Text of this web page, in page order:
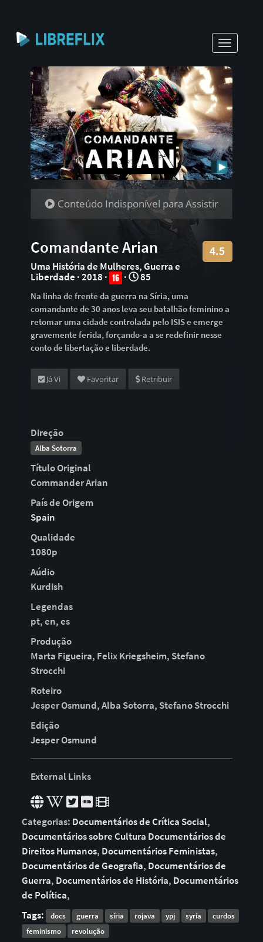
Toggle
Conteúdo Indisponível para Assistir
Comandante Arian 4.5
Uma História de Mulheres, Guerra e
Liberdade · 2018 ·
· 85
Na linha de frente da guerra na Síria, uma
comandante de 30 anos leva seu batalhão feminino a
retomar uma cidade controlada pelo ISIS e emerge
gravemente ferida, forçando-a a se redefinir nesse
conto de libertação e liberdade.
Já Vi Favoritar Retribuir
Direção
Alba Sotorra
Título Original
Commander Arian
País de Origem
Spain
Qualidade
1080p
Aúdio
Kurdish
Legendas
pt, en, es
Produção
Marta Figueira, Felix Kriegsheim, Stefano
Strocchi
Roteiro
Jesper Osmund, Alba Sotorra, Stefano Strocchi
Edição
Jesper Osmund
External Links
Categorias: Documentários de Crítica Social,
Documentários sobre Cultura Documentários de
Direitos Humanos, Documentários Feministas,
Documentários de Geografia, Documentários de
Guerra, Documentários de História, Documentários
de Política,
Tags:
docs guerra síria rojava ypj syria
curdos
feminismo
revolução